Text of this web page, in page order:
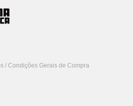
/ Condições Gerais de Compra